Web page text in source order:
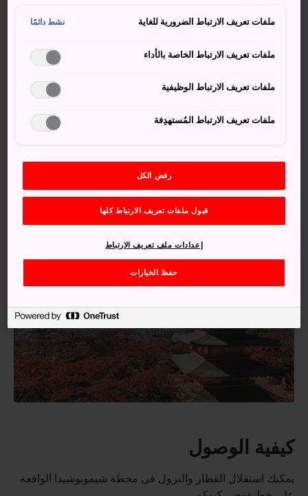
أنشطة ومعالم رائعة
مشاهدة أزهار الكرز التي تكون في أوج تألقها وتفتُحها
زيارة المتنزه في شهر نوفمبر/تشرين الثاني عندما
تتحول أوراق الشجر إلى اللون الأحمر لترسم لوحة بديعة
كيفية الوصول
يمكنك استقلال القطار والنزول في محطة شيمويوشيدا الواقعة
ملفات تعريف الارتباط الضرورية للغاية نشط دائمًا
ملفات تعريف الارتباط الخاصة بالأداء
ملفات تعريف الارتباط الوظيفية
ملفات تعريف الارتباط المُستهدِفة
رفض الكل
قبول ملفات تعريف الارتباط كلها
حفظ الخيارات
إعدادات ملف تعريف الارتباط